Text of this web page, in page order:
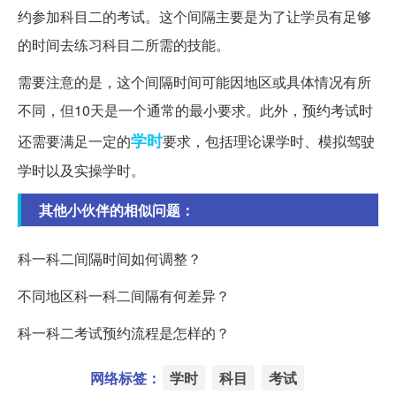
约参加科目二的考试。这个间隔主要是为了让学员有足够
的时间去练习科目二所需的技能。
需要注意的是，这个间隔时间可能因地区或具体情况有所
不同，但10天是一个通常的最小要求。此外，预约考试时
还需要满足一定的学时要求，包括理论课学时、模拟驾驶
学时以及实操学时。
其他小伙伴的相似问题：
科一科二间隔时间如何调整？
不同地区科一科二间隔有何差异？
科一科二考试预约流程是怎样的？
网络标签： 学时 科目 考试